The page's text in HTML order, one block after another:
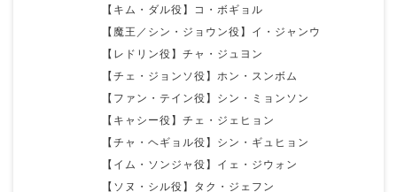
【キム・ダル役】コ・ボギョル
【魔王／シン・ジョウン役】イ・ジャンウ
【レドリン役】チャ・ジュヨン
【チェ・ジョンソ役】ホン・スンボム
【ファン・テイン役】シン・ミョンソン
【キャシー役】チェ・ジェヒョン
【チャ・ヘギョル役】シン・ギュヒョン
【イム・ソンジャ役】イェ・ジウォン
【ソヌ・シル役】タク・ジェフン